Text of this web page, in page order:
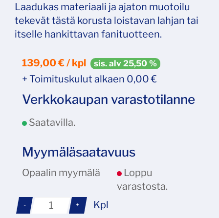
Laadukas materiaali ja ajaton muotoilu
tekevät tästä korusta loistavan lahjan tai
itselle hankittavan fanituotteen.
139,00 € / kpl sis. alv 25,50 %
+ Toimituskulut alkaen 0,00 €
Verkkokaupan varastotilanne
Saatavilla.
Myymäläsaatavuus
Opaalin myymälä
Loppu
varastosta.
- + Kpl